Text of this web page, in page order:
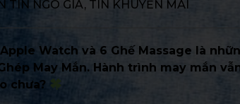
TIN NGÔ GIA, TIN KHUYẾN MÃI
Apple Watch và 6 Ghế Massage là
May Mắn. Hành trình may mắn
chưa?